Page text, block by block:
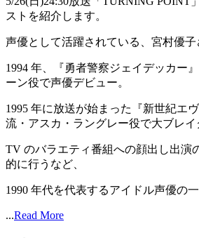
ストを紹介します。
声優として活躍されている、宮村優子
1994 年、『勇者警察ジェイデッカー
ーン役で声優デビュー。
1995 年に放送が始まった『新世紀エ
流・アスカ・ラングレー役で大ブレイ
TV のバラエティ番組への顔出し出演
的に行うなど、
1990 年代を代表するアイドル声優の
...Read More